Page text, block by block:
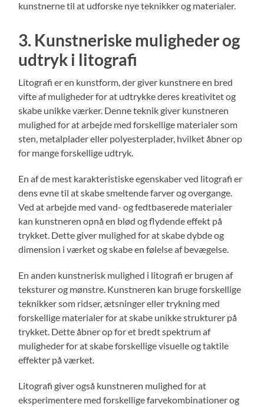
kunstnerne til at udforske nye teknikker og materialer.
3. Kunstneriske muligheder og
udtryk i litografi
Litografi er en kunstform, der giver kunstnere en bred
vifte af muligheder for at udtrykke deres kreativitet og
skabe unikke værker. Denne teknik giver kunstneren
mulighed for at arbejde med forskellige materialer som
sten, metalplader eller polyesterplader, hvilket åbner op
for mange forskellige udtryk.
En af de mest karakteristiske egenskaber ved litografi er
dens evne til at skabe smeltende farver og overgange.
Ved at arbejde med vand- og fedtbaserede materialer
kan kunstneren opnå en blød og flydende effekt på
trykket. Dette giver mulighed for at skabe dybde og
dimension i værket og skabe en følelse af bevægelse.
En anden kunstnerisk mulighed i litografi er brugen af
teksturer og mønstre. Kunstneren kan bruge forskellige
teknikker som ridser, ætsninger eller trykning med
forskellige materialer for at skabe unikke strukturer på
trykket. Dette åbner op for et bredt spektrum af
muligheder for at skabe forskellige visuelle og taktile
effekter på værket.
Litografi giver også kunstneren mulighed for at
eksperimentere med forskellige farvekombinationer og